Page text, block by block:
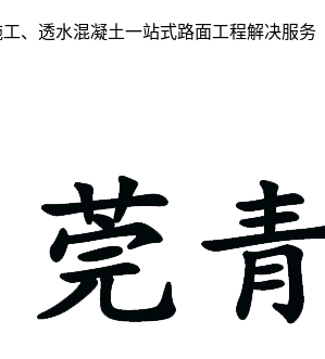
、透水混凝土一站式路面工程解决服务